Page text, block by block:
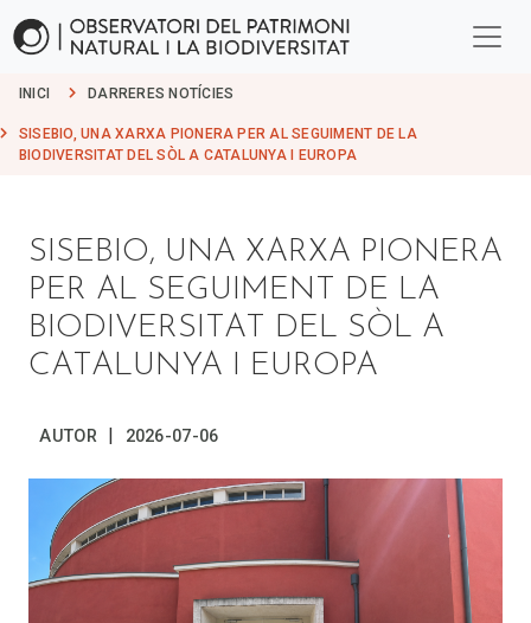
INICI DARRERES NOTÍCIES
SISEBIO, UNA XARXA PIONERA PER AL SEGUIMENT DE LA
BIODIVERSITAT DEL SÒL A CATALUNYA I EUROPA
SISEBIO, UNA XARXA PIONERA
PER AL SEGUIMENT DE LA
BIODIVERSITAT DEL SÒL A
CATALUNYA I EUROPA
AUTOR | 2026-07-06